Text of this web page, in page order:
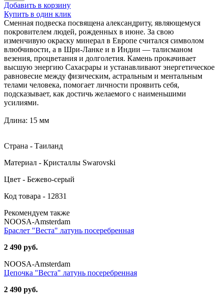
Добавить в корзину
Купить в один клик
Сменная подвеска посвящена александриту, являющемуся
покровителем людей, рожденных в июне. За свою
изменчивую окраску минерал в Европе считался символом
влюбчивости, а в Шри-Ланке и в Индии — талисманом
везения, процветания и долголетия. Камень прокачивает
высшую энергию Сахасрары и устанавливают энергетическое
равновесие между физическим, астральным и ментальным
телами человека, помогает личности проявить себя,
подсказывает, как достичь желаемого с наименьшими
усилиями.
Длина: 15 мм
Страна - Таиланд
Материал - Кристаллы Swarovski
Цвет - Бежево-серый
Код товара - 12831
Рекомендуем также
NOOSA-Amsterdam
Браслет "Веста" латунь посеребренная
2 490 руб.
NOOSA-Amsterdam
Цепочка "Веста" латунь посеребренная
2 490 руб.